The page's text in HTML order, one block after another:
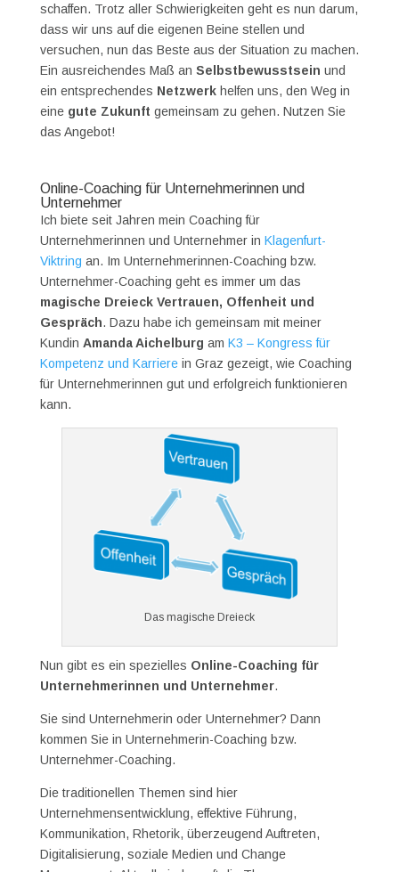
schaffen. Trotz aller Schwierigkeiten geht es nun darum,
dass wir uns auf die eigenen Beine stellen und
versuchen, nun das Beste aus der Situation zu machen.
Ein ausreichendes Maß an Selbstbewusstsein und
ein entsprechendes Netzwerkhelfen uns, den Weg in
eine gute Zukunft gemeinsam zu gehen. Nutzen Sie
das Angebot!
Online-Coaching für Unternehmerinnen und
Unternehmer
Ich biete seit Jahren mein Coaching für
Unternehmerinnen und Unternehmer in Klagenfurt-
Viktring an. Im Unternehmerinnen-Coaching bzw.
Unternehmer-Coaching geht es immer um das
magische Dreieck Vertrauen, Offenheit und
Gespräch. Dazu habe ich gemeinsam mit meiner
Kundin Amanda Aichelburg am K3 – Kongress für
Kompetenz und Karrierein Graz gezeigt, wie Coaching
für Unternehmerinnen gut und erfolgreich funktionieren
kann.
Das magische Dreieck
Nun gibt es ein spezielles Online-Coaching für
Unternehmerinnen und Unternehmer.
Sie sind Unternehmerin oder Unternehmer? Dann
kommen Sie in Unternehmerin-Coaching bzw.
Unternehmer-Coaching.
Die traditionellen Themen sind hier
Unternehmensentwicklung, effektive Führung,
Kommunikation, Rhetorik, überzeugend Auftreten,
Digitalisierung, soziale Medien und Change